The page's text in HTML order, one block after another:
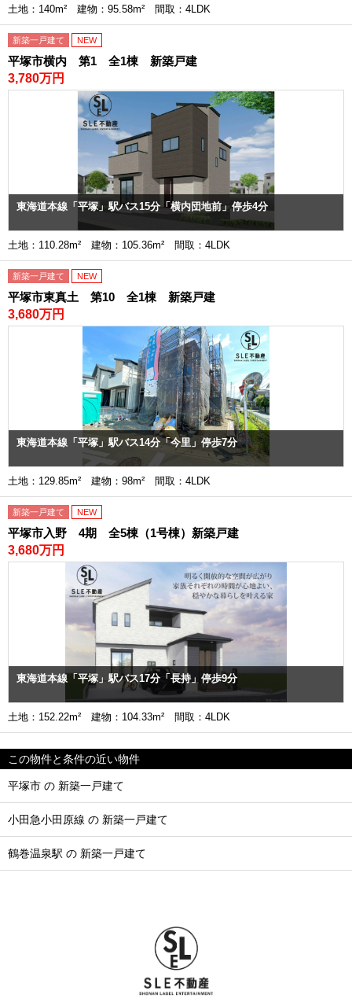
土地：140m² 建物：95.58m² 間取：4LDK
新築一戸建て NEW
平塚市横内 第1 全1棟 新築戸建
3,780万円
東海道本線「平塚」駅バス15分「横内団地前」停歩4分
土地：110.28m² 建物：105.36m² 間取：4LDK
新築一戸建て NEW
平塚市東真土 第10 全1棟 新築戸建
3,680万円
東海道本線「平塚」駅バス14分「今里」停歩7分
土地：129.85m² 建物：98m² 間取：4LDK
新築一戸建て NEW
平塚市入野 4期 全5棟（1号棟）新築戸建
3,680万円
東海道本線「平塚」駅バス17分「長持」停歩9分
土地：152.22m² 建物：104.33m² 間取：4LDK
この物件と条件の近い物件
平塚市 の 新築一戸建て
小田急小田原線 の 新築一戸建て
鶴巻温泉駅 の 新築一戸建て